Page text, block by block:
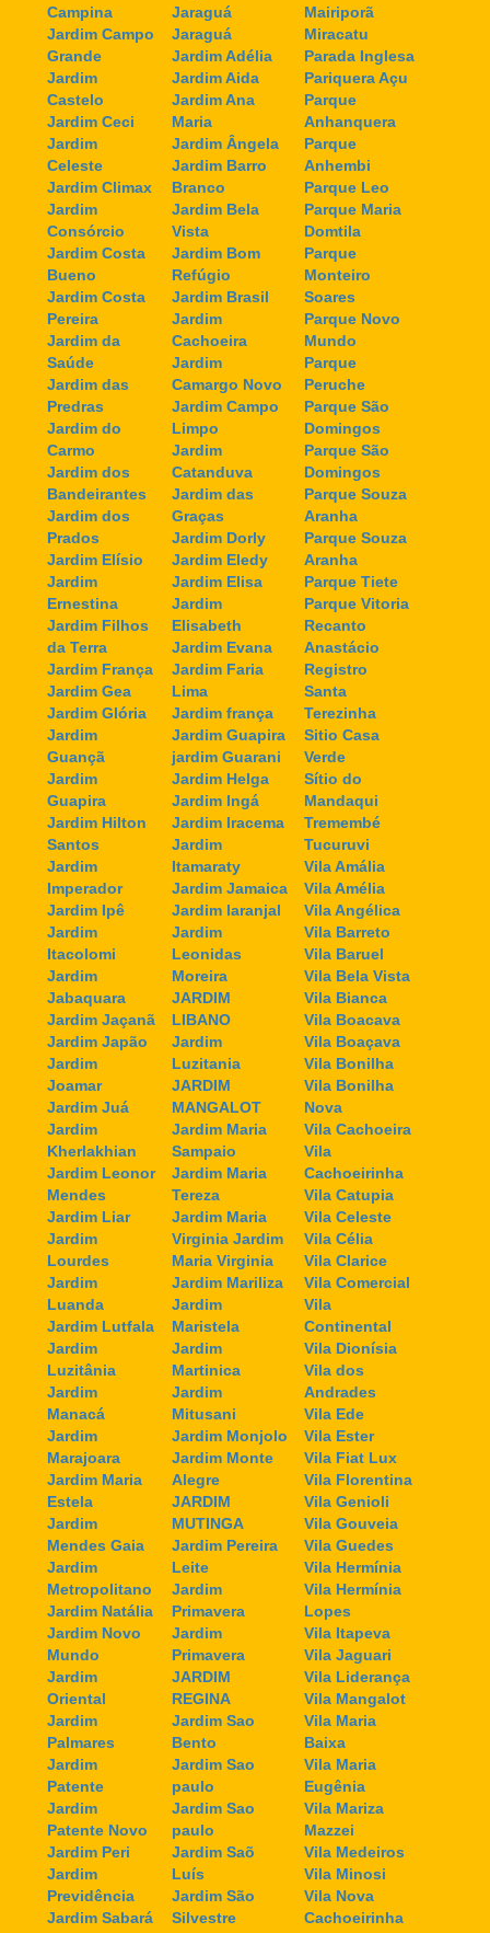
Campina
Jardim Campo
Grande
Jardim
Castelo
Jardim Ceci
Jardim
Celeste
Jardim Climax
Jardim
Consórcio
Jardim Costa
Bueno
Jardim Costa
Pereira
Jardim da
Saúde
Jardim das
Predras
Jardim do
Carmo
Jardim dos
Bandeirantes
Jardim dos
Prados
Jardim Elísio
Jardim
Ernestina
Jardim Filhos
da Terra
Jardim França
Jardim Gea
Jardim Glória
Jardim
Guançã
Jardim
Guapira
Jardim Hilton
Santos
Jardim
Imperador
Jardim Ipê
Jardim
Itacolomi
Jardim
Jabaquara
Jardim Jaçanã
Jardim Japão
Jardim
Joamar
Jardim Juá
Jardim
Kherlakhian
Jardim Leonor
Mendes
Jardim Liar
Jardim
Lourdes
Jardim
Luanda
Jardim Lutfala
Jardim
Luzitânia
Jardim
Manacá
Jardim
Marajoara
Jardim Maria
Estela
Jardim
Mendes Gaia
Jardim
Metropolitano
Jardim Natália
Jardim Novo
Mundo
Jardim
Oriental
Jardim
Palmares
Jardim
Patente
Jardim
Patente Novo
Jardim Peri
Jardim
Previdência
Jardim Sabará
Jaraguá
Jaraguá
Jardim Adélia
Jardim Aida
Jardim Ana
Maria
Jardim Ângela
Jardim Barro
Branco
Jardim Bela
Vista
Jardim Bom
Refúgio
Jardim Brasil
Jardim
Cachoeira
Jardim
Camargo Novo
Jardim Campo
Limpo
Jardim
Catanduva
Jardim das
Graças
Jardim Dorly
Jardim Eledy
Jardim Elisa
Jardim
Elisabeth
Jardim Evana
Jardim Faria
Lima
Jardim frança
Jardim Guapira
jardim Guarani
Jardim Helga
Jardim Ingá
Jardim Iracema
Jardim
Itamaraty
Jardim Jamaica
Jardim laranjal
Jardim
Leonidas
Moreira
JARDIM
LIBANO
Jardim
Luzitania
JARDIM
MANGALOT
Jardim Maria
Sampaio
Jardim Maria
Tereza
Jardim Maria
Virginia Jardim
Maria Virginia
Jardim Mariliza
Jardim
Maristela
Jardim
Martinica
Jardim
Mitusani
Jardim Monjolo
Jardim Monte
Alegre
JARDIM
MUTINGA
Jardim Pereira
Leite
Jardim
Primavera
Jardim
Primavera
JARDIM
REGINA
Jardim Sao
Bento
Jardim Sao
paulo
Jardim Sao
paulo
Jardim Saõ
Luís
Jardim São
Silvestre
Mairiporã
Miracatu
Parada Inglesa
Pariquera Açu
Parque
Anhanquera
Parque
Anhembi
Parque Leo
Parque Maria
Domtila
Parque
Monteiro
Soares
Parque Novo
Mundo
Parque
Peruche
Parque São
Domingos
Parque São
Domingos
Parque Souza
Aranha
Parque Souza
Aranha
Parque Tiete
Parque Vitoria
Recanto
Anastácio
Registro
Santa
Terezinha
Sitio Casa
Verde
Sítio do
Mandaqui
Tremembé
Tucuruvi
Vila Amália
Vila Amélia
Vila Angélica
Vila Barreto
Vila Baruel
Vila Bela Vista
Vila Bianca
Vila Boacava
Vila Boaçava
Vila Bonilha
Vila Bonilha
Nova
Vila Cachoeira
Vila
Cachoeirinha
Vila Catupia
Vila Celeste
Vila Célia
Vila Clarice
Vila Comercial
Vila
Continental
Vila Dionísia
Vila dos
Andrades
Vila Ede
Vila Ester
Vila Fiat Lux
Vila Florentina
Vila Genioli
Vila Gouveia
Vila Guedes
Vila Hermínia
Vila Hermínia
Lopes
Vila Itapeva
Vila Jaguari
Vila Liderança
Vila Mangalot
Vila Maria
Baixa
Vila Maria
Eugênia
Vila Mariza
Mazzei
Vila Medeiros
Vila Minosi
Vila Nova
Cachoeirinha